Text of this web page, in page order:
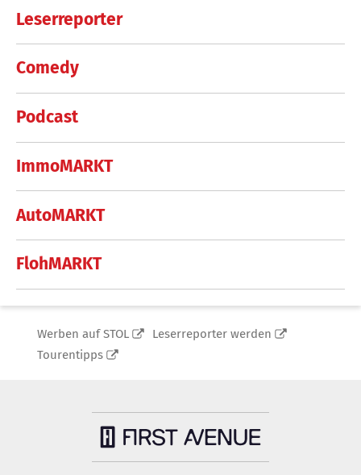
Leserreporter
Comedy
Podcast
ImmoMARKT
AutoMARKT
FlohMARKT
Werben auf STOL
Leserreporter werden
Tourentipps